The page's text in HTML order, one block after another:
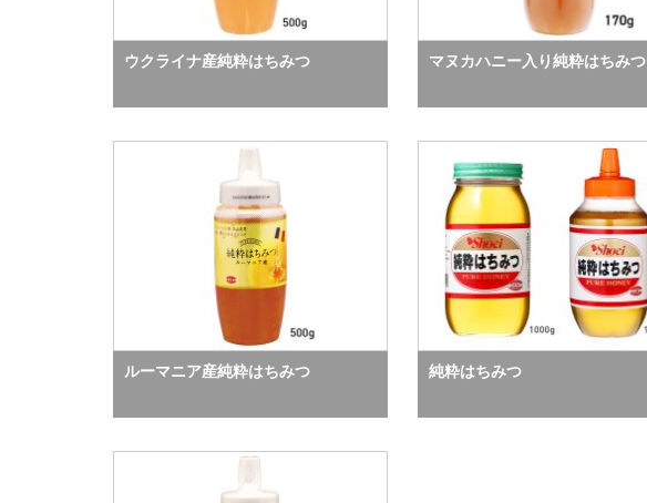
ウクライナ産純粋はちみつ マヌカハニー入り純粋はちみつ
ルーマニア産純粋はちみつ 純粋はちみつ